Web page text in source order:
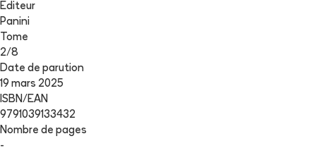
Editeur
Panini
Tome
2/8
Date de parution
19 mars 2025
ISBN/EAN
9791039133432
Nombre de pages
-